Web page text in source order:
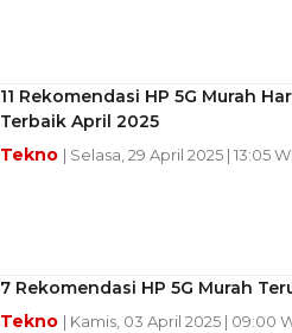
11 Rekomendasi HP 5G Murah
Terbaik April 2025
Tekno | Selasa, 29 April 2025 | 13:05
7 Rekomendasi HP 5G Murah
Tekno | Kamis, 03 April 2025 | 09:00